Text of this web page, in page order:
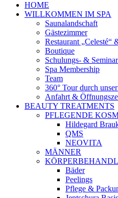
HOME
WILLKOMMEN IM SPA
Saunalandschaft
Gästezimmer
Restaurant „Celesté“
Boutique
Schulungs- &
Spa Membership
Team
360° Tour durch
Anfahrt &
BEAUTY TREATMENTS
PFLEGENDE
Hildegard
QMS
NEOVITA
MÄNNER
Bäder
Peelings
Pflege &